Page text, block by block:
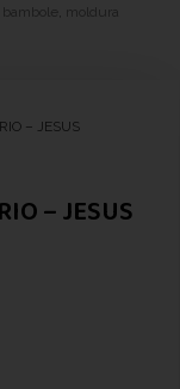
– JESUS
– JESUS